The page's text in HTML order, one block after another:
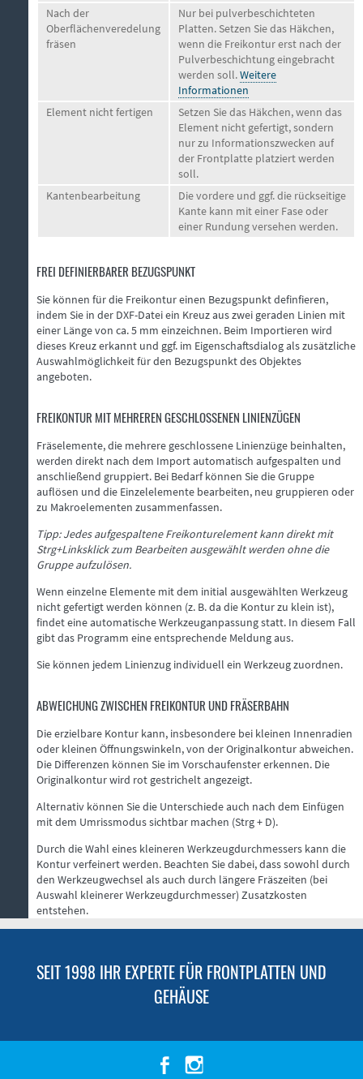
Nach der
Oberflächenveredelung
fräsen
Nur bei pulverbeschichteten
Platten. Setzen Sie das Häkchen,
wenn die Freikontur erst nach der
Pulverbeschichtung eingebracht
werden soll.Weitere
Informationen
Element nicht fertigen
Setzen Sie das Häkchen, wenn das
Element nicht gefertigt, sondern
nur zu Informationszwecken auf
der Frontplatte platziert werden
soll.
Kantenbearbeitung
Die vordere und ggf. die rückseitige
Kante kann mit einer Fase oder
einer Rundung versehen werden.
FREI DEFINIERBARER BEZUGSPUNKT
Sie können für die Freikontur einen Bezugspunkt definfieren,
indem Sie in der DXF-Datei ein Kreuz aus zwei geraden Linien mit
einer Länge von ca. 5 mm einzeichnen. Beim Importieren wird
dieses Kreuz erkannt und ggf. im Eigenschaftsdialog als zusätzliche
Auswahlmöglichkeit für den Bezugspunkt des Objektes
angeboten.
FREIKONTUR MIT MEHREREN GESCHLOSSENEN LINIENZÜGEN
Fräselemente, die mehrere geschlossene Linienzüge beinhalten,
werden direkt nach dem Import automatisch aufgespalten und
anschließend gruppiert. Bei Bedarf können Sie die Gruppe
auflösen und die Einzelelemente bearbeiten, neu gruppieren oder
zu Makroelementen zusammenfassen.
Tipp: Jedes aufgespaltene Freikonturelement kann direkt mit
Strg+Linksklick zum Bearbeiten ausgewählt werden ohne die
Gruppe aufzulösen.
Wenn einzelne Elemente mit dem initial ausgewählten Werkzeug
nicht gefertigt werden können (z. B. da die Kontur zu klein ist),
findet eine automatische Werkzeuganpassung statt. In diesem Fall
gibt das Programm eine entsprechende Meldung aus.
Sie können jedem Linienzug individuell ein Werkzeug zuordnen.
ABWEICHUNG ZWISCHEN FREIKONTUR UND FRÄSERBAHN
Die erzielbare Kontur kann, insbesondere bei kleinen Innenradien
oder kleinen Öffnungswinkeln, von der Originalkontur abweichen.
Die Differenzen können Sie im Vorschaufenster erkennen. Die
Originalkontur wird rot gestrichelt angezeigt.
Alternativ können Sie die Unterschiede auch nach dem Einfügen
mit dem Umrissmodus sichtbar machen (Strg + D).
Durch die Wahl eines kleineren Werkzeugdurchmessers kann die
Kontur verfeinert werden. Beachten Sie dabei, dass sowohl durch
den Werkzeugwechsel als auch durch längere Fräszeiten (bei
Auswahl kleinerer Werkzeugdurchmesser) Zusatzkosten
entstehen.
SEIT 1998 IHR EXPERTE FÜR FRONTPLATTEN UND
GEHÄUSE